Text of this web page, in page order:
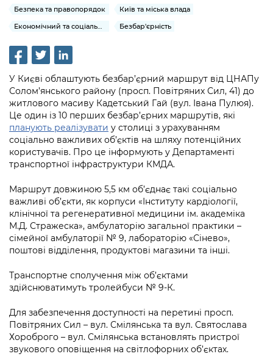
Рішення та розпорядження
Проєкти розпоряджень, що
перебувають на погодженні КМВА
Рішення Київради
Контактна інформація
Графік роботи та прийому громадян
Вакансії
Звернення громадян
Регуляторна діяльність
Промисловість і наука Києва
Підприємства, установи, організації
Річні звіти
Гендерна політика
Освіта та навчальні заклади
Навколишнє середовище міста
Містобудування та земельні ділянки
Культура, спорт, дозвілля
Бізнес та ліцензування
Фінанси та бюджет
Безпека та правопорядок
Ритуальні послуги
Іноземцям / For foreigners
Портал Захисників та Захисниць
Безбар'єрність
Портал послуг
Громадська експертиза
Консультації з громадськістю
Громадська рада
Петиції
Відкритий бюджет
Контактний центр
Допомога учасникам АТО
Рада з питань внутрішньо переміщених
осіб при Київській міській військовій
адміністрації
«Ініціатива «Партнерство «Відкритий
Уряд» – місцевий рівень»
Важливе під час воєнного стану
Інформація з обмеженим доступом
Подати запит онлайн
Проекти нормативно-правових та
інших актів
Нормативна база
Питання і відповіді про публічну
інформацію
бездіяльності розпорядників інформації
Звіти про опрацювання запитів на
публічну інформацію
Про відкриті дані
Портал даних Києва
Публічні дашборди
Медіагалерея
КМДА / Subscribe to announcements
from the KCSA
Порядок акредитації медіа /
Accreditation process
Подати журналістський запит /
Submitting a media request
Зйомки в лікарнях в умовах воєнного
стану / Rules for media coverage of
hospitals at work under martial law
Контакти для медіа / Contacts for mass
media
Портал Послуг
Безпека та правопорядок
Київ та міська влада
Безбар'єрність
У Києві облаштують безбар’єрний маршрут від ЦНАПу
Солом’янського району (просп. Повітряних Сил, 41) до
житлового масиву Кадетський Гай (вул. Івана Пулюя).
Це один із 10 перших безбар’єрних маршрутів, які
планують реалізувати у столиці з урахуванням
соціально важливих об’єктів на шляху потенційних
користувачів. Про це інформують у Департаменті
транспортної інфраструктури КМДА.
Маршрут довжиною 5,5 км об’єднає такі соціально
важливі об’єкти, як корпуси «Інституту кардіології,
клінічної та регенеративної медицини ім. академіка
М.Д. Стражеска», амбулаторію загальної практики –
сімейної амбулаторії № 9, лабораторію «Сінево»,
поштові відділення, продуктові магазини та інші.
Транспортне сполучення між об’єктами
здійснюватимуть тролейбуси № 9-К.
Для забезпечення доступності на перетині просп.
Повітряних Сил – вул. Смілянська та вул. Святослава
Хороброго – вул. Смілянська встановлять пристрої
звукового оповіщення на світлофорних об’єктах.